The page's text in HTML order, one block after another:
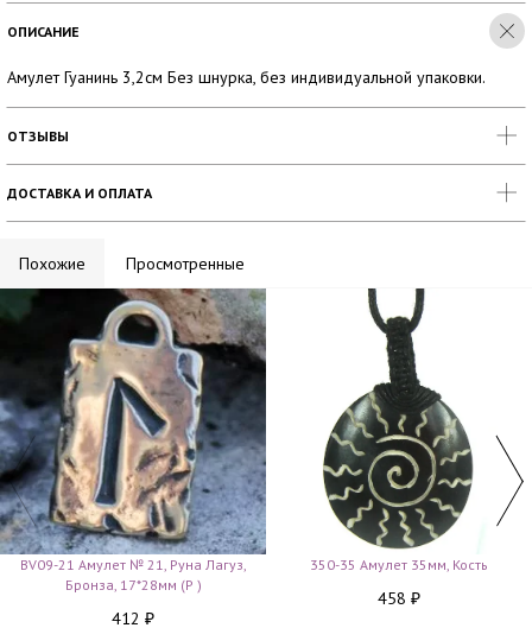
ОПИСАНИЕ
Амулет Гуанинь 3,2см Без шнурка, без индивидуальной упаковки.
ОТЗЫВЫ
ДОСТАВКА И ОПЛАТА
Похожие Просмотренные
BV09-21 Амулет № 21, Руна Лагуз,
Бронза, 17*28мм (Р )
412 ₽
350-35 Амулет 35мм, Кость
458 ₽